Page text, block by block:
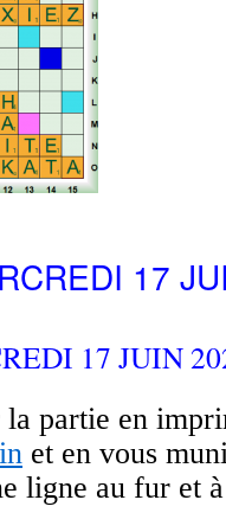
17
17 JUIN
la partie en
et en vous
ligne au fur et